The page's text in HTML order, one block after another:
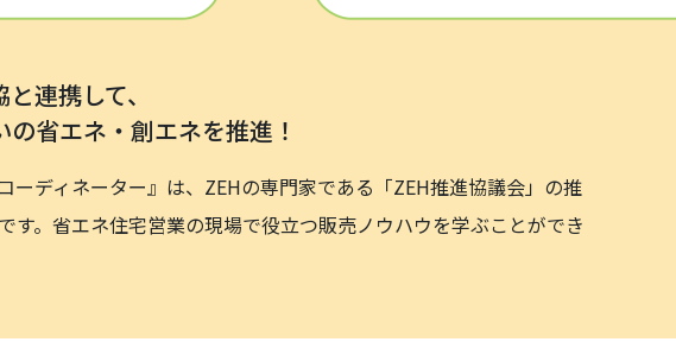
連携して、
の省エネ・創エネを推進！
ーディネーター』は、ZEHの専門家である「ZEH推進協議会」の推
す。省エネ住宅営業の現場で役立つ販売ノウハウを学ぶことができ